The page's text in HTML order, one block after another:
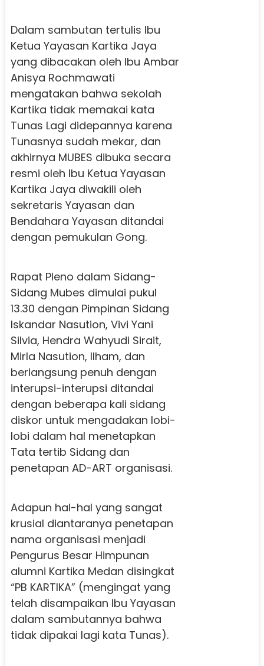
Dalam sambutan tertulis Ibu
Ketua Yayasan Kartika Jaya
yang dibacakan oleh Ibu Ambar
Anisya Rochmawati
mengatakan bahwa sekolah
Kartika tidak memakai kata
Tunas Lagi didepannya karena
Tunasnya sudah mekar, dan
akhirnya MUBES dibuka secara
resmi oleh Ibu Ketua Yayasan
Kartika Jaya diwakili oleh
sekretaris Yayasan dan
Bendahara Yayasan ditandai
dengan pemukulan Gong.
Rapat Pleno dalam Sidang-
Sidang Mubes dimulai pukul
13.30 dengan Pimpinan Sidang
Iskandar Nasution, Vivi Yani
Silvia, Hendra Wahyudi Sirait,
Mirla Nasution, Ilham, dan
berlangsung penuh dengan
interupsi-interupsi ditandai
dengan beberapa kali sidang
diskor untuk mengadakan lobi-
lobi dalam hal menetapkan
Tata tertib Sidang dan
penetapan AD-ART organisasi.
Adapun hal-hal yang sangat
krusial diantaranya penetapan
nama organisasi menjadi
Pengurus Besar Himpunan
alumni Kartika Medan disingkat
“PB KARTIKA” (mengingat yang
telah disampaikan Ibu Yayasan
dalam sambutannya bahwa
tidak dipakai lagi kata Tunas).